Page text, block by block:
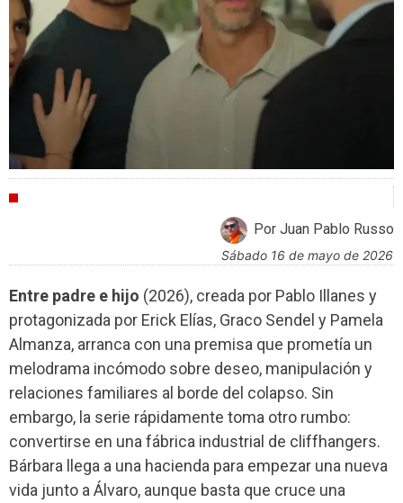
Por Juan Pablo Russo
sábado 16 de mayo de 2026
Entre padre e hijo (2026), creada por Pablo Illanes y
protagonizada por Erick Elías, Graco Sendel y Pamela
Almanza, arranca con una premisa que prometía un
melodrama incómodo sobre deseo, manipulación y
relaciones familiares al borde del colapso. Sin
embargo, la serie rápidamente toma otro rumbo:
convertirse en una fábrica industrial de cliffhangers.
Bárbara llega a una hacienda para empezar una nueva
vida junto a Álvaro, aunque basta que cruce una